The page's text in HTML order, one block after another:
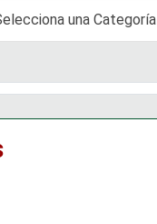
una Categoría
una Categoría